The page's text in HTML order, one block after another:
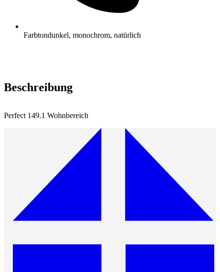
Farbtondunkel, monochrom, natürlich
Beschreibung
Perfect 149.1 Wohnbereich